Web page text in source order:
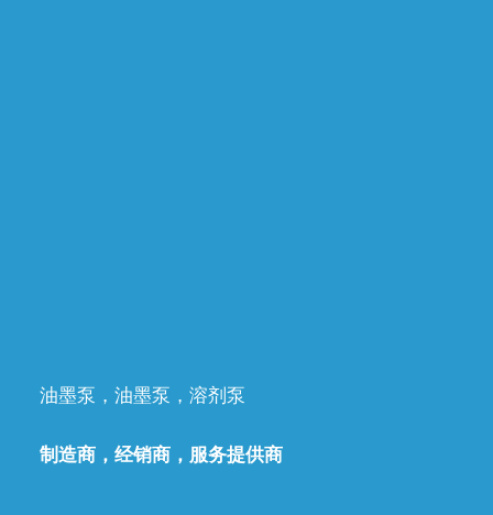
油墨泵，油墨泵，溶剂泵
制造商，经销商，服务提供商